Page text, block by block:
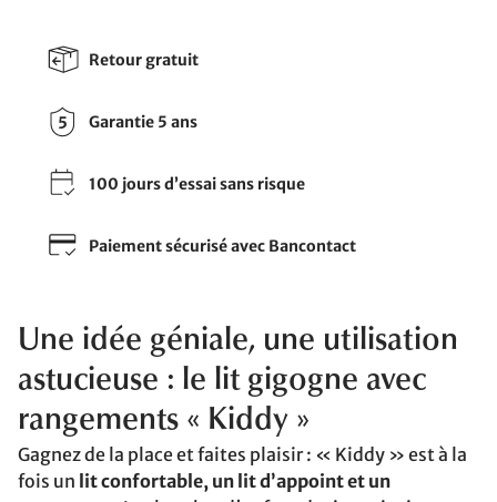
Retour gratuit
Garantie 5 ans
100 jours d’essai sans risque
Paiement sécurisé avec Bancontact
Une idée géniale, une utilisation
astucieuse : le lit gigogne avec
rangements « Kiddy »
Gagnez de la place et faites plaisir : « Kiddy » est à la
fois un lit confortable, un lit d’appoint et un